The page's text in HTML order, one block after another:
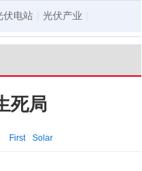
伏电站 光伏产业
死局
First Solar